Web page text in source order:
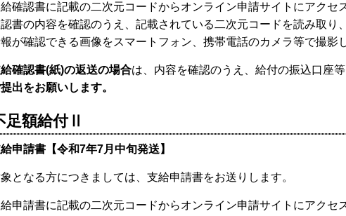
確認書に記載の二次元コードからオンライン申請サイトにアクセ
書の内容を確認のうえ、記載されている二次元コードを読み取
が確認できる画像をスマートフォン、携帯電話のカメラ等で撮影
確認書(紙)の返送の場合は、内容を確認のうえ、給付の振込口座
出をお願いします。
足額給付Ⅱ
申請書 【令和7年7月中旬発送 】
となる方につきましては、支給申請書をお送りします。
申請書に記載の二次元コードからオンライン申請サイトにアクセ